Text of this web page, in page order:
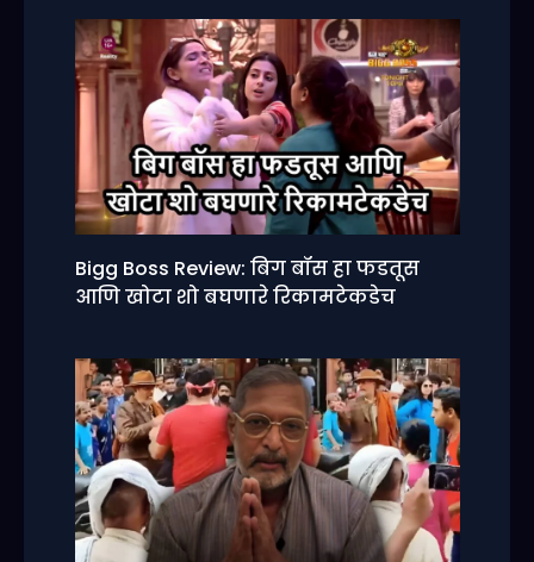
Bigg Boss Review: बिग बॉस हा फडतूस
आणि खोटा शो बघणारे रिकामटेकडेच